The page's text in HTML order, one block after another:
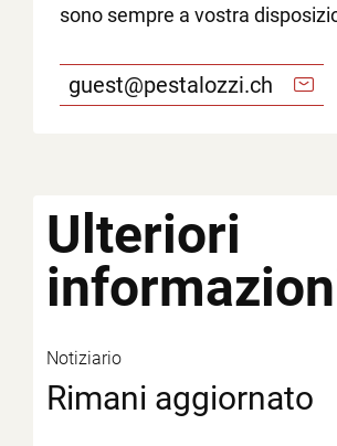
sono sempre a vostra
guest@pestalozzi.ch
Ulteriori
Notiziario
Rimani aggiornato